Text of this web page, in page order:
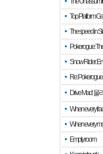
Top Platform
The speed in
Pokerogue:
Snow Rider:
Re:
Drive Mad:
When every
When every
Empty room